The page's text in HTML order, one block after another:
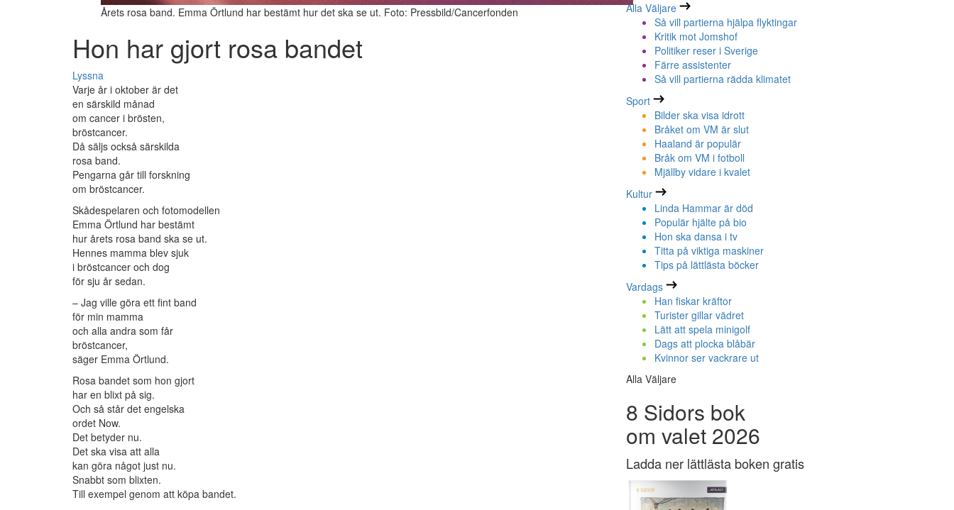
Årets rosa band. Emma Örtlund har bestämt hur det ska se ut. Foto: Pressbild/Cancerfonden
Hon har gjort rosa bandet
Lyssna
Varje år i oktober är det
en särskild månad
om cancer i brösten,
bröstcancer.
Då säljs också särskilda
rosa band.
Pengarna går till forskning
om bröstcancer.
Skådespelaren och fotomodellen
Emma Örtlund har bestämt
hur årets rosa band ska se ut.
Hennes mamma blev sjuk
i bröstcancer och dog
för sju år sedan.
– Jag ville göra ett fint band
för min mamma
och alla andra som får
bröstcancer,
säger Emma Örtlund.
Rosa bandet som hon gjort
har en blixt på sig.
Och så står det engelska
ordet Now.
Det betyder nu.
Det ska visa att alla
kan göra något just nu.
Snabbt som blixten.
Till exempel genom att köpa bandet.
Alla Väljare
Så vill partierna hjälpa flyktingar
Kritik mot Jomshof
Politiker reser i Sverige
Färre assistenter
Så vill partierna rädda klimatet
Sport
Bilder ska visa idrott
Bråket om VM är slut
Haaland är populär
Bråk om VM i fotboll
Mjällby vidare i kvalet
Kultur
Linda Hammar är död
Populär hjälte på bio
Hon ska dansa i tv
Titta på viktiga maskiner
Tips på lättlästa böcker
Vardags
Han fiskar kräftor
Turister gillar vädret
Lätt att spela minigolf
Dags att plocka blåbär
Kvinnor ser vackrare ut
Alla Väljare
8 Sidors bok
om valet 2026
Ladda ner lättlästa boken gratis